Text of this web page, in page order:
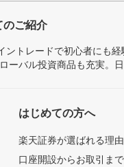
のご紹介
ントレードで初心者にも
ーバル投資商品も充実。
はじめての方へ
楽天証券が選ばれる理由
口座開設からお取引ま